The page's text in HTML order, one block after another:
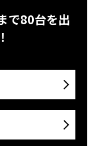
で80台を出